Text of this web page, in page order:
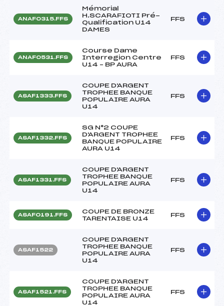
ANAF0315.FFS
Mémorial
H.SCARAFIOTI Pré-
Qualification U14
DAMES
FFS
ANAF0531.FFS
Course Dame
Interregion Centre
U14 – BP AURA
FFS
ASAF1333.FFS
COUPE D'ARGENT
TROPHEE BANQUE
POPULAIRE AURA
U14
FFS
ASAF1332.FFS
SG N°2 COUPE
D'ARGENT TROPHEE
BANQUE POPULAIRE
AURA U14
FFS
ASAF1331.FFS
COUPE D'ARGENT
TROPHEE BANQUE
POPULAIRE AURA
U14
FFS
ASAF0191.FFS
COUPE DE BRONZE
TARENTAISE U14
FFS
ASAF1522
COUPE D'ARGENT
TROPHEE BANQUE
POPULAIRE AURA
U14
FFS
ASAF1521.FFS
COUPE D'ARGENT
TROPHEE BANQUE
POPULAIRE AURA
U14
FFS